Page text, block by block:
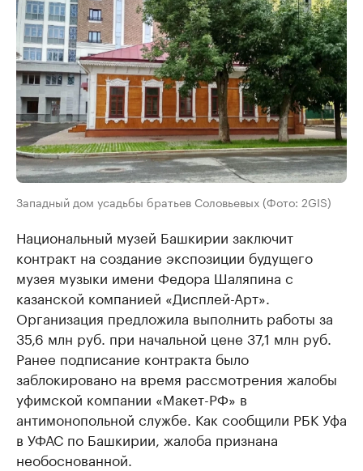
Западный дом усадьбы братьев Соловьевых (Фото: 2GIS)
Национальный музей Башкирии заключит
контракт на создание экспозиции будущего
музея музыки имени Федора Шаляпина с
казанской компанией «Дисплей-Арт».
Организация предложила выполнить работы за
35,6 млн руб. при начальной цене 37,1 млн руб.
Ранее подписание контракта было
заблокировано на время рассмотрения жалобы
уфимской компании «Макет-РФ» в
антимонопольной службе. Как сообщили РБК Уфа
в УФАС по Башкирии, жалоба признана
необоснованной.